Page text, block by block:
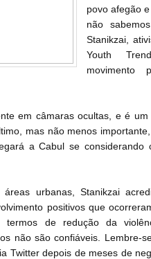
povo afegão
não
Stanikzai,
Youth
movimento
em câmaras ocultas, e é
mas não menos
a Cabul se considerando
urbanas, Stanikzai
positivos que
termos de redução da
não são confiáveis. Lembre-
Twitter depois de meses de